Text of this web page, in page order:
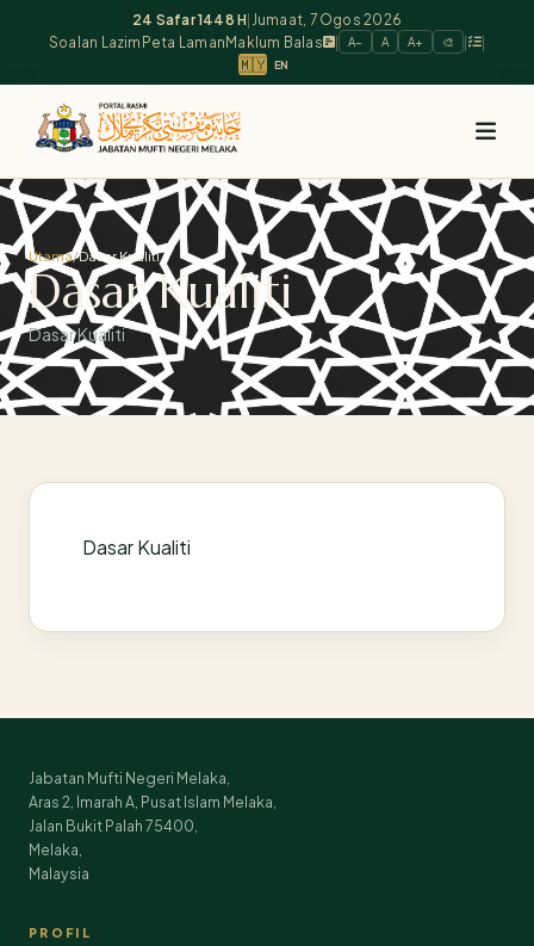
24 Safar 1448 H Jumaat, 7 Ogos 2026
Soalan Lazim Peta LamanMaklum Balas | A− A A+ 🎨 | |
🇲🇾 EN
Utama/Dasar Kualiti
Dasar Kualiti
Dasar Kualiti
Dasar Kualiti
Jabatan Mufti Negeri Melaka,
Aras 2, Imarah A, Pusat Islam Melaka,
Jalan Bukit Palah 75400,
Melaka,
Malaysia
PROFIL